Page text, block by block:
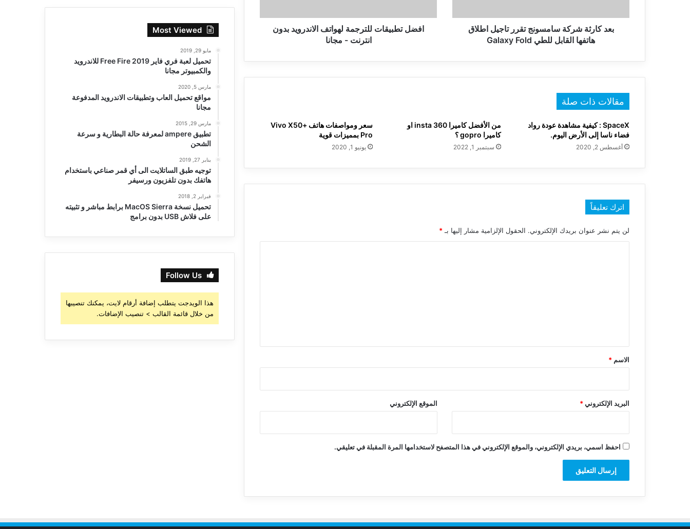
القابل
بعد كارثة شركة سامسونج تقرر تاجيل اطلاق
هاتفها القابل للطي Galaxy Fold
مجانا
افضل تطبيقات للترجمة لهواتف الاندرويد بدون
انترنت - مجانا
مقالات ذات صلة
SpaceX : كيفية مشاهدة عودة رواد
فضاء ناسا إلى الأرض اليوم.
أغسطس 2, 2020
من الأفضل كاميرا insta 360 او
كاميرا gopro ؟
سبتمبر 1, 2022
سعر ومواصفات هاتف +Vivo X50
Pro بمميزات قوية
يونيو 1, 2020
اترك تعليقاً
لن يتم نشر عنوان بريدك الإلكتروني. الحقول الإلزامية مشار إليها بـ *
*
الاسم *
البريد الإلكتروني* الموقع الإلكتروني
احفظ اسمي، بريدي الإلكتروني، والموقع الإلكتروني في هذا المتصفح لاستخدامها المرة المقبلة في تعليقي.
Most Viewed
مايو 29, 2019
تحميل لعبة فري فاير Free Fire 2019 للاندرويد
والكمبيوتر مجانا
مارس 5, 2020
مواقع تحميل العاب وتطبيقات الاندرويد المدفوعة
مجانا
مارس 29, 2015
تطبيق ampere لمعرفة حالة البطارية و سرعة
الشحن
يناير 27, 2019
توجيه طبق الساتلايت الى أي قمر صناعي باستخدام
هاتفك بدون تلفزيون ورسيفر
فبراير 2, 2018
تحميل نسخة MacOS Sierra برابط مباشر و تثبيته
على فلاش USB بدون برامج
Follow Us
هذا الويدجت يتطلب إضافة أرقام لايت، يمكنك تنصيبها
من خلال قائمة القالب > تنصيب الإضافات.